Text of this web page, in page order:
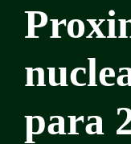
para